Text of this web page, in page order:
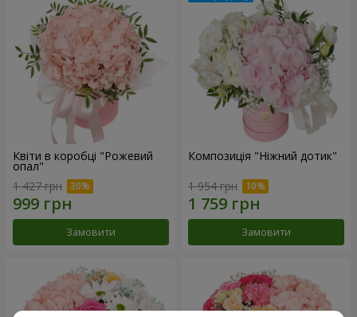
Квіти в коробці "Рожевий
опал"
1 427 грн
Замовити
Композиція "Ніжний дотик"
1 954 грн
Замовити